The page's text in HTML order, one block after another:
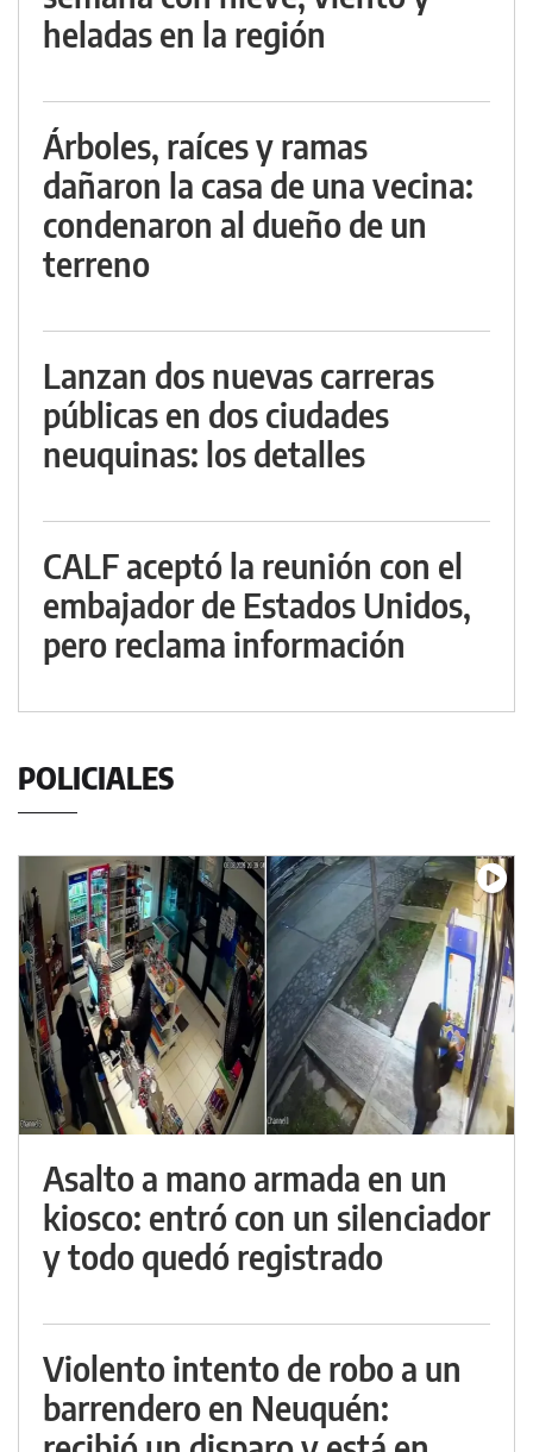
heladas en la región
Árboles, raíces y ramas
dañaron la casa de una vecina:
condenaron al dueño de un
terreno
Lanzan dos nuevas carreras
públicas en dos ciudades
neuquinas: los detalles
CALF aceptó la reunión con el
embajador de Estados Unidos,
pero reclama información
POLICIALES
Asalto a mano armada en un
kiosco: entró con un silenciador
y todo quedó registrado
Violento intento de robo a un
barrendero en Neuquén: